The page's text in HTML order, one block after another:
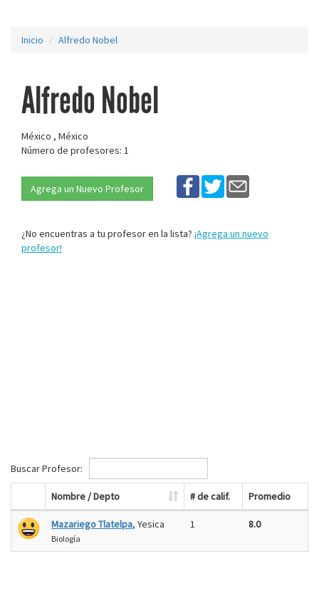
Inicio Alfredo Nobel
Alfredo Nobel
México , México
Número de profesores: 1
Agrega un Nuevo Profesor
¿No encuentras a tu profesor en la lista? ¡Agrega un nuevo
profesor!
Buscar Profesor:
Nombre / Depto # de calif. Promedio
Mazariego Tlatelpa, Yesica
Biología
1 8.0